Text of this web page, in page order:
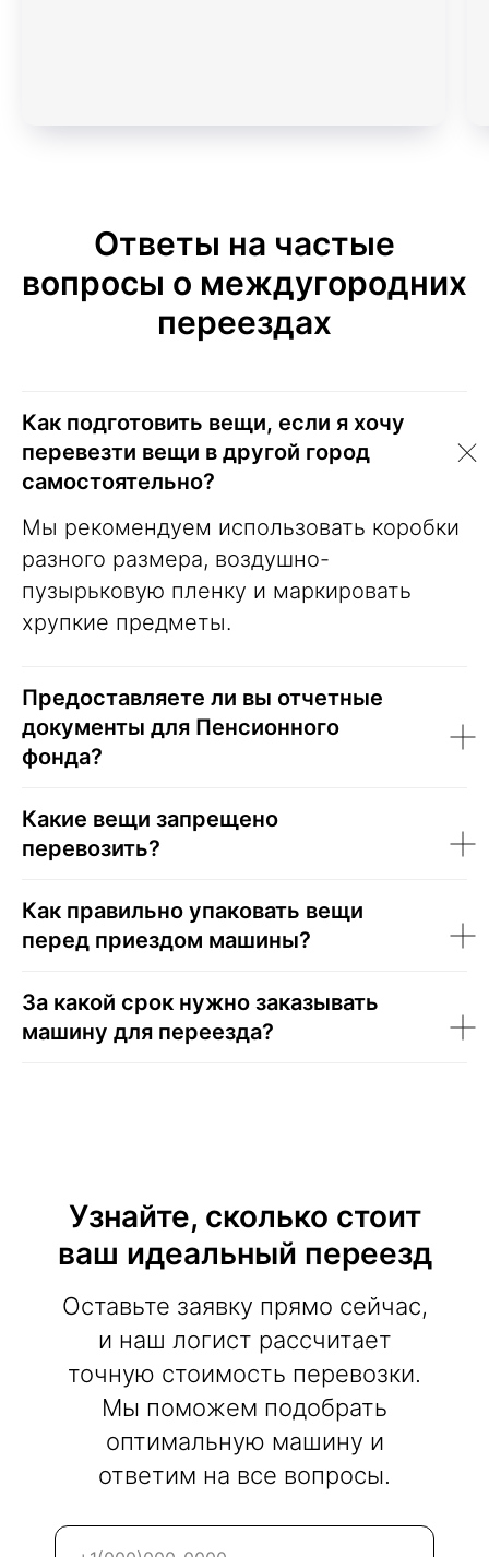
Ответы на частые
вопросы о междугородних
переездах
Как подготовить вещи, если я хочу
перевезти вещи в другой город
самостоятельно?
Мы рекомендуем использовать коробки
разного размера, воздушно-
пузырьковую пленку и маркировать
хрупкие предметы.
Предоставляете ли вы отчетные
документы для Пенсионного
фонда?
Какие вещи запрещено
перевозить?
Как правильно упаковать вещи
перед приездом машины?
За какой срок нужно заказывать
машину для переезда?
Узнайте, сколько стоит
ваш идеальный переезд
Оставьте заявку прямо сейчас,
и наш логист рассчитает
точную стоимость перевозки.
Мы поможем подобрать
оптимальную машину и
ответим на все вопросы.